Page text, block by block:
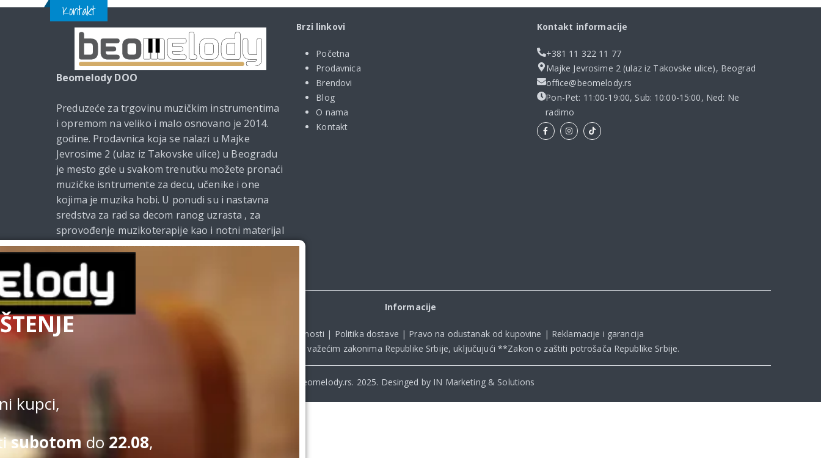
Kontakt
Beomelody DOO
Preduzeće za trgovinu muzičkim instrumentima
i opremom na veliko i malo osnovano je 2014.
godine. Prodavnica koja se nalazi u Majke
Jevrosime 2 (ulaz iz Takovske ulice) u Beogradu
je mesto gde u svakom trenutku možete pronaći
muzičke isntrumente za decu, učenike i one
kojima je muzika hobi. U ponudi su i nastavna
sredstva za rad sa decom ranog uzrasta , za
sprovođenje muzikoterapije kao i notni materijal
i udžbenici za muzičke škole. Od 2021. godine
Beomelody se bavi i izdavačkom delatnošću.
Brzi linkovi
Početna
Prodavnica
Brendovi
Blog
O nama
Kontakt
Kontakt informacije
+381 11 322 11 77
Majke Jevrosime 2 (ulaz iz Takovske ulice), Beograd
office@beomelody.rs
Pon-Pet: 11:00-19:00, Sub: 10:00-15:00, Ned: Ne
radimo
Kupovina na sajtu obavlja se u skladu sa važećim zakonima Republike Srbije, uključujući **Zakon o zaštiti potrošača Republike Srbije.
Informacije
Politika privatnosti | Politika dostave | Pravo na odustanak od kupovine | Reklamacije i garancija
© Beomelody.rs. 2025. Desinged by IN Marketing & Solutions
kupci,
subotomdo 22.08,